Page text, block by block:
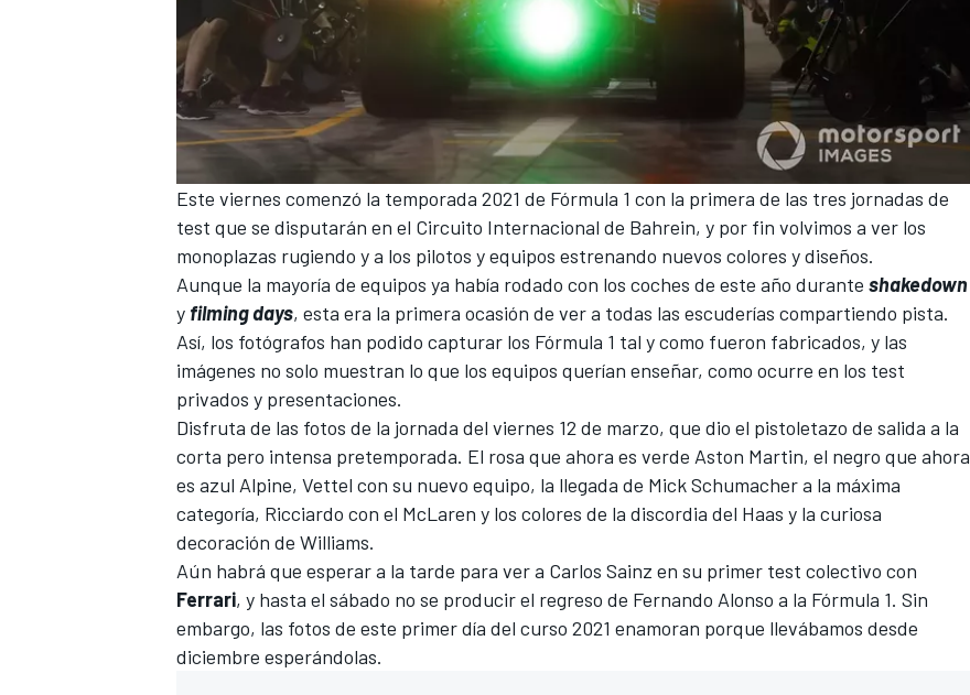
Este viernes comenzó la temporada 2021 de Fórmula 1 con la primera de las tres jornadas de
test que se disputarán en el Circuito Internacional de Bahrein, y por fin volvimos a ver los
monoplazas rugiendo y a los pilotos y equipos estrenando nuevos colores y diseños.
Aunque la mayoría de equipos ya había rodado con los coches de este año durante shakedown
y filming days, esta era la primera ocasión de ver a todas las escuderías compartiendo pista.
Así, los fotógrafos han podido capturar los Fórmula 1 tal y como fueron fabricados, y las
imágenes no solo muestran lo que los equipos querían enseñar, como ocurre en los test
privados y presentaciones.
Disfruta de las fotos de la jornada del viernes 12 de marzo, que dio el pistoletazo de salida a la
corta pero intensa pretemporada. El rosa que ahora es verde Aston Martin, el negro que ahora
es azul Alpine, Vettel con su nuevo equipo, la llegada de Mick Schumachera la máxima
categoría, Ricciardo con el McLaren y los colores de la discordia del Haas y la curiosa
decoración de Williams.
Aún habrá que esperar a la tarde para ver a Carlos Sainz en su primer test colectivo con
Ferrari, y hasta el sábado no se producir el regreso de Fernando Alonso a la Fórmula 1. Sin
embargo, las fotos de este primer día del curso 2021 enamoran porque llevábamos desde
diciembre esperándolas.